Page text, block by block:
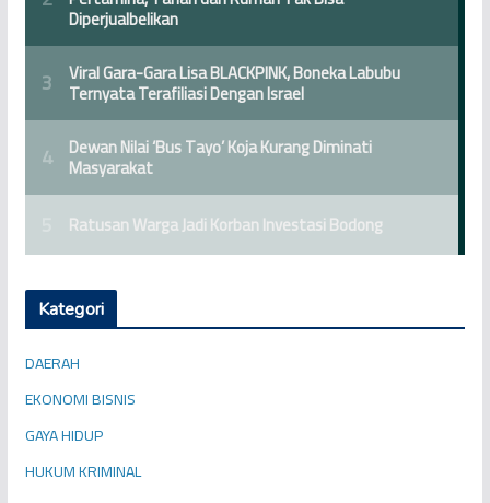
Kategori
DAERAH
EKONOMI BISNIS
GAYA HIDUP
HUKUM KRIMINAL